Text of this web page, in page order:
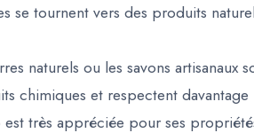
se tournent vers des produits
naturels ou les savons artisanaux
chimiques et respectent
est très appréciée pour ses